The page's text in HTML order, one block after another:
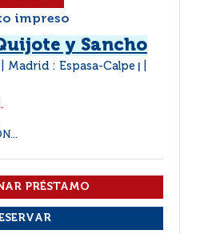
impreso
y Sancho
Madrid : Espasa-Calpe